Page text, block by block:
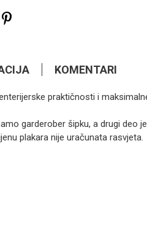
KOMENTARI
praktičnosti i
garderober šipku, a drugi deo
plakara nije uračunata rasvjeta.
ORMARI
plakar FBU
Hrast